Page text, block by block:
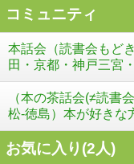
コミュニティ
本話会（読書会もど
田・京都・神戸三宮
（本の茶話会(≠読書
松-徳島）本が好きな
お気に入り(2人)